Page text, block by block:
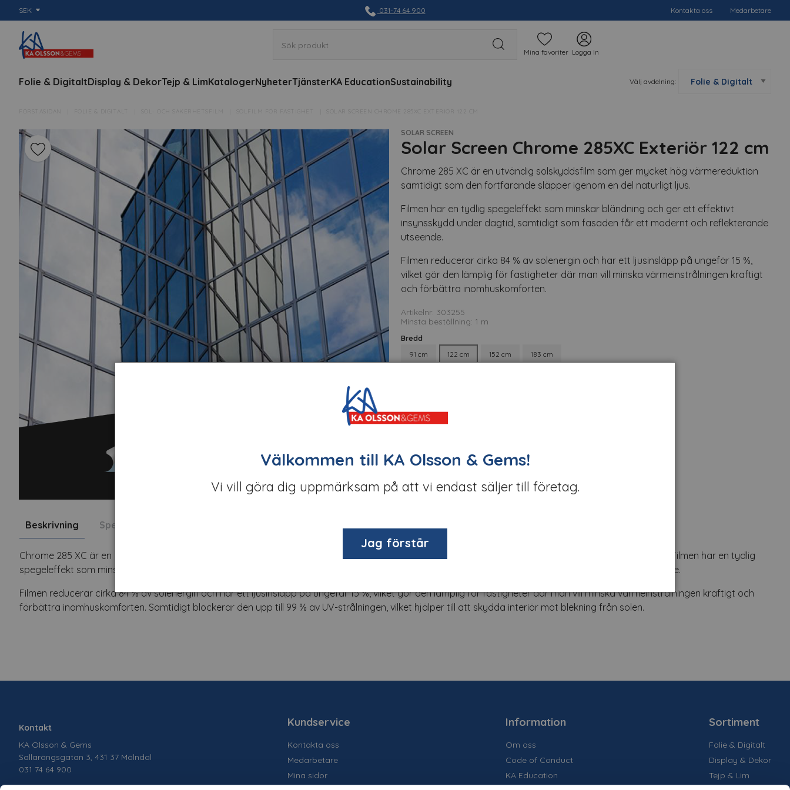
SEK Kontakta oss Medarbetare
031-74 64 900
Mina favoriter Logga In
Folie & DigitaltDisplay & DekorTejp & LimKatalogerNyheterTjänsterKA EducationSustainability Välj avdelning:
FÖRSTASIDAN FOLIE & DIGITALT SOL- OCH SÄKERHETSFILM SOLFILM FÖR FASTIGHET SOLAR SCREEN CHROME 285XC EXTERIÖR 122 CM
SOLAR SCREEN
Solar Screen Chrome 285XC Exteriör 122 cm
Chrome 285 XC är en utvändig solskyddsfilm som ger mycket hög värmereduktion
samtidigt som den fortfarande släpper igenom en del naturligt ljus.
Filmen har en tydlig spegeleffekt som minskar bländning och ger ett effektivt
insynsskydd under dagtid, samtidigt som fasaden får ett modernt och reflekterande
utseende.
Filmen reducerar cirka 84 % av solenergin och har ett ljusinsläpp på ungefär 15 %,
vilket gör den lämplig för fastigheter där man vill minska värmeinstrålningen kraftigt
och förbättra inomhuskomforten.
Artikelnr: 303255
Minsta beställning: 1 m
Bredd
91 cm
122 cm 152 cm 183 cm
Beskrivning Specifikation
Chrome 285 XC är en utvändig solskyddsfilm som ger mycket hög värmereduktion samtidigt som den fortfarande släpper igenom en del naturligt ljus. Filmen har en tydlig
spegeleffekt som minskar bländning och ger ett effektivt insynsskydd under dagtid, samtidigt som fasaden får ett modernt och reflekterande utseende.
Filmen reducerar cirka 84 % av solenergin och har ett ljusinsläpp på ungefär 15 %, vilket gör den lämplig för fastigheter där man vill minska värmeinstrålningen kraftigt och
förbättra inomhuskomforten. Samtidigt blockerar den upp till 99 % av UV-strålningen, vilket hjälper till att skydda interiör mot blekning från solen.
Kontakt
KA Olsson & Gems
Sallarängsgatan 3, 431 37 Mölndal
031 74 64 900
Kundservice
Kontakta oss
Medarbetare
Mina sidor
Information
Om oss
Code of Conduct
KA Education
Sortiment
Folie & Digitalt
Display & Dekor
Tejp & Lim
Välkommen till KA Olsson & Gems!
Vi vill göra dig uppmärksam på att vi endast säljer till företag.
Jag förstår